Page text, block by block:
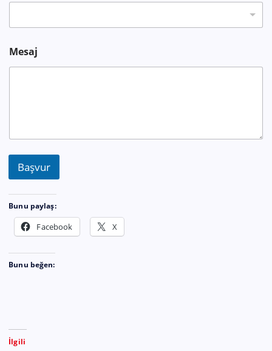
Mesaj
Başvur
Bunu paylaş:
Facebook X
Bunu beğen:
İlgili